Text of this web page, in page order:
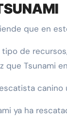
que en
de
que Tsunami
canino
ya ha